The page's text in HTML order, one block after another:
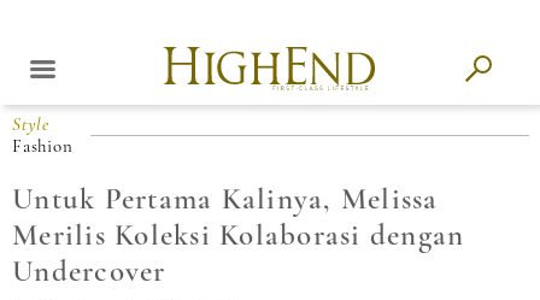
Style
Fashion
Untuk Pertama Kalinya, Melissa
Merilis Koleksi Kolaborasi dengan
Undercover